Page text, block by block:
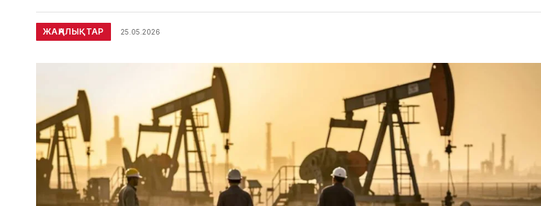
ЖАҢАЛЫҚТАР 25.05.2026